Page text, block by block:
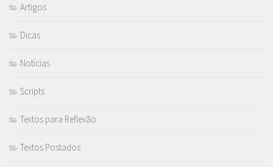
Artigos
Dicas
Notícias
Scripts
Textos para Reflexão
Textos Postados